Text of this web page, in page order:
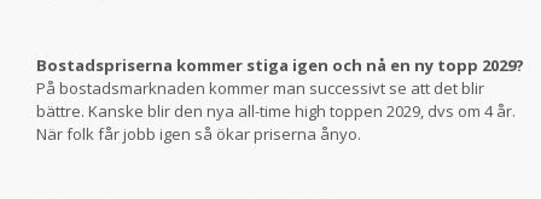
Bostadspriserna kommer stiga igen och nå en ny topp 2029?
På bostadsmarknaden kommer man successivt se att det blir
bättre. Kanske blir den nya all-time high toppen 2029, dvs om 4 år.
När folk får jobb igen så ökar priserna ånyo.